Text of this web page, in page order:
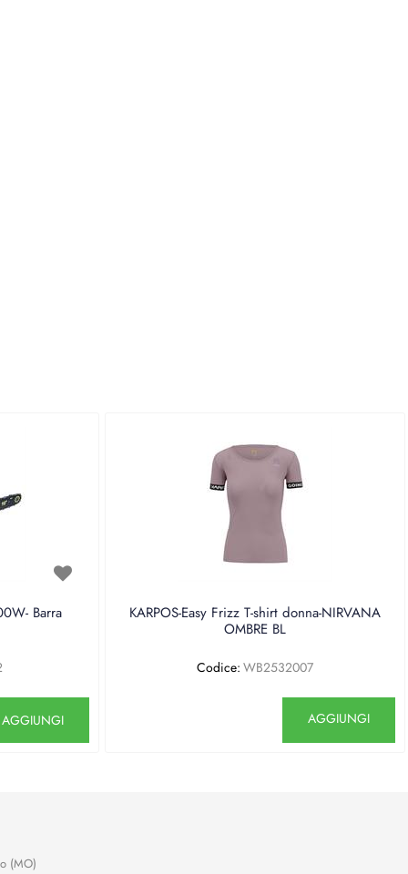
Barra
AGGIUNGI
KARPOS-Easy Frizz T-shirt donna-NIRVANA
OMBRE BL
Codice: WB2532007
AGGIUNGI
(MO)